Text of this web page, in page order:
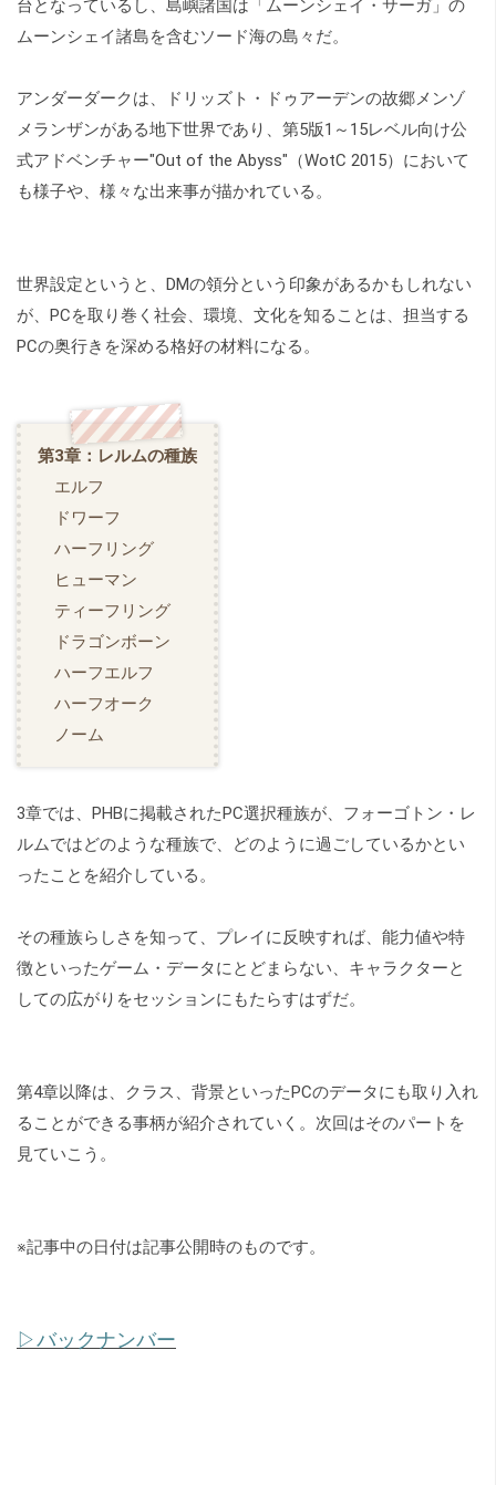
台となっているし、島嶼諸国は「ムーンシェイ・サーガ」の
ムーンシェイ諸島を含むソード海の島々だ。
アンダーダークは、ドリッズト・ドゥアーデンの故郷メンゾ
メランザンがある地下世界であり、第5版1～15レベル向け公
式アドベンチャー"Out of the Abyss"（WotC 2015）において
も様子や、様々な出来事が描かれている。
世界設定というと、DMの領分という印象があるかもしれない
が、PCを取り巻く社会、環境、文化を知ることは、担当する
PCの奥行きを深める格好の材料になる。
第3章：レルムの種族
エルフ
ドワーフ
ハーフリング
ヒューマン
ティーフリング
ドラゴンボーン
ハーフエルフ
ハーフオーク
ノーム
3章では、PHBに掲載されたPC選択種族が、フォーゴトン・レ
ルムではどのような種族で、どのように過ごしているかとい
ったことを紹介している。
その種族らしさを知って、プレイに反映すれば、能力値や特
徴といったゲーム・データにとどまらない、キャラクターと
しての広がりをセッションにもたらすはずだ。
第4章以降は、クラス、背景といったPCのデータにも取り入れ
ることができる事柄が紹介されていく。次回はそのパートを
見ていこう。
※記事中の日付は記事公開時のものです。
▷バックナンバー